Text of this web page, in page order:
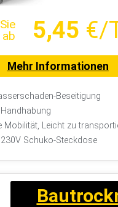
5,45 €/
Mehr Informationen
Beseitigung
Mobilität, Leicht zu
Schuko-Steckdose